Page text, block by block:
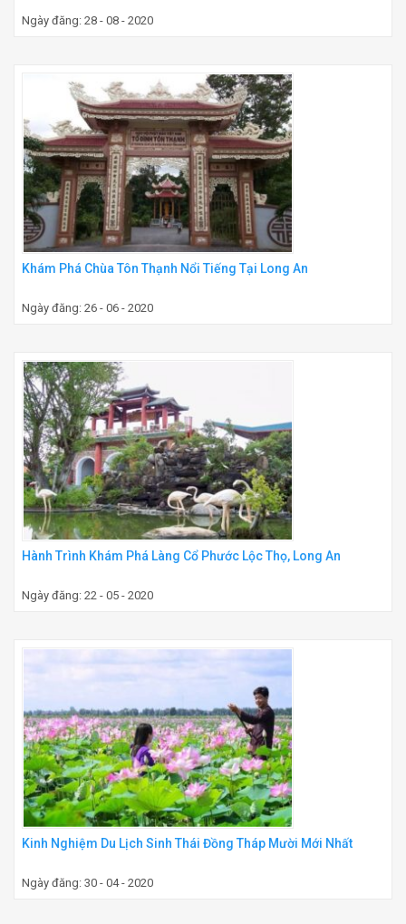
Ngày đăng: 28 - 08 - 2020
Khám Phá Chùa Tôn Thạnh Nổi Tiếng Tại Long An
Ngày đăng: 26 - 06 - 2020
Hành Trình Khám Phá Làng Cổ Phước Lộc Thọ, Long An
Ngày đăng: 22 - 05 - 2020
Kinh Nghiệm Du Lịch Sinh Thái Đồng Tháp Mười Mới Nhất
Ngày đăng: 30 - 04 - 2020